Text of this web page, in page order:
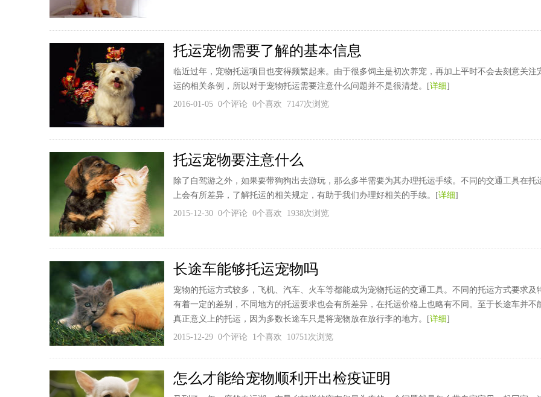
托运宠物需要了解的基本信息
临近过年，宠物托运项目也变得频繁起来。由于很多饲主是初次养宠，再加上平时不会去刻意关注
运的相关条例，所以对于宠物托运需要注意什么问题并不是很清楚。[详细]
2016-01-05 0个评论 0个喜欢 7147次浏览
托运宠物要注意什么
除了自驾游之外，如果要带狗狗出去游玩，那么多半需要为其办理托运手续。不同的交通工具在托
上会有所差异，了解托运的相关规定，有助于我们办理好相关的手续。[详细]
2015-12-30 0个评论 0个喜欢 1938次浏览
长途车能够托运宠物吗
宠物的托运方式较多，飞机、汽车、火车等都能成为宠物托运的交通工具。不同的托运方式要求及
有着一定的差别，不同地方的托运要求也会有所差异，在托运价格上也略有不同。至于长途车并不
真正意义上的托运，因为多数长途车只是将宠物放在放行李的地方。[详细]
2015-12-29 0个评论 1个喜欢 10751次浏览
怎么才能给宠物顺利开出检疫证明